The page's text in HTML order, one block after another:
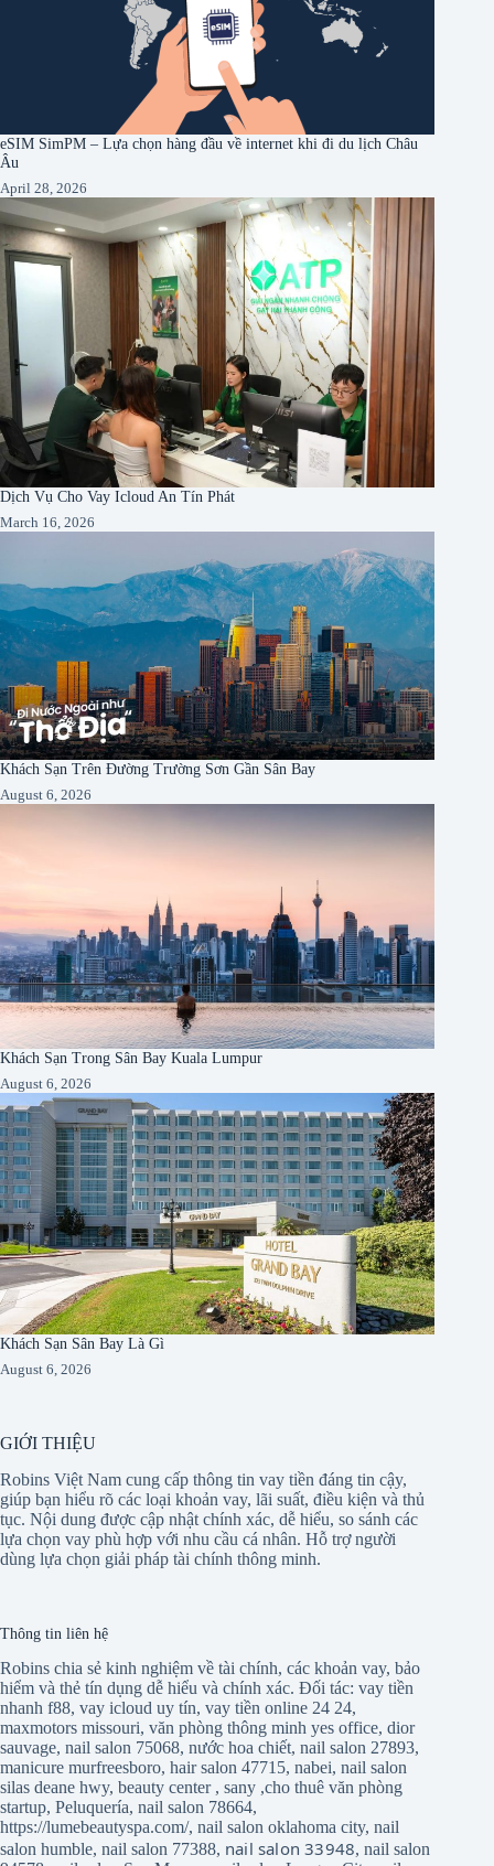
eSIM SimPM – Lựa chọn hàng đầu về internet khi đi du lịch Châu
Âu
April 28, 2026
Dịch Vụ Cho Vay Icloud An Tín Phát
March 16, 2026
Khách Sạn Trên Đường Trường Sơn Gần Sân Bay
August 6, 2026
Khách Sạn Trong Sân Bay Kuala Lumpur
August 6, 2026
Khách Sạn Sân Bay Là Gì
August 6, 2026
GIỚI THIỆU
Robins Việt Nam cung cấp thông tin vay tiền đáng tin cậy,
giúp bạn hiểu rõ các loại khoản vay, lãi suất, điều kiện và thủ
tục. Nội dung được cập nhật chính xác, dễ hiểu, so sánh các
lựa chọn vay phù hợp với nhu cầu cá nhân. Hỗ trợ người
dùng lựa chọn giải pháp tài chính thông minh.
Thông tin liên hệ
Robins chia sẻ kinh nghiệm về tài chính, các khoản vay, bảo
hiểm và thẻ tín dụng dễ hiểu và chính xác. Đối tác: vay tiền
nhanh f88, vay icloud uy tín, vay tiền online 24 24,
maxmotors missouri, văn phòng thông minh yes office, dior
sauvage, nail salon 75068, nước hoa chiết, nail salon 27893,
manicure murfreesboro, hair salon 47715, nabei, nail salon
silas deane hwy, beauty center, sany ,cho thuê văn phòng
startup, Peluquería, nail salon 78664,
https://lumebeautyspa.com/, nail salon oklahoma city, nail
salon humble, nail salon 77388, nail salon 33948,nail salon